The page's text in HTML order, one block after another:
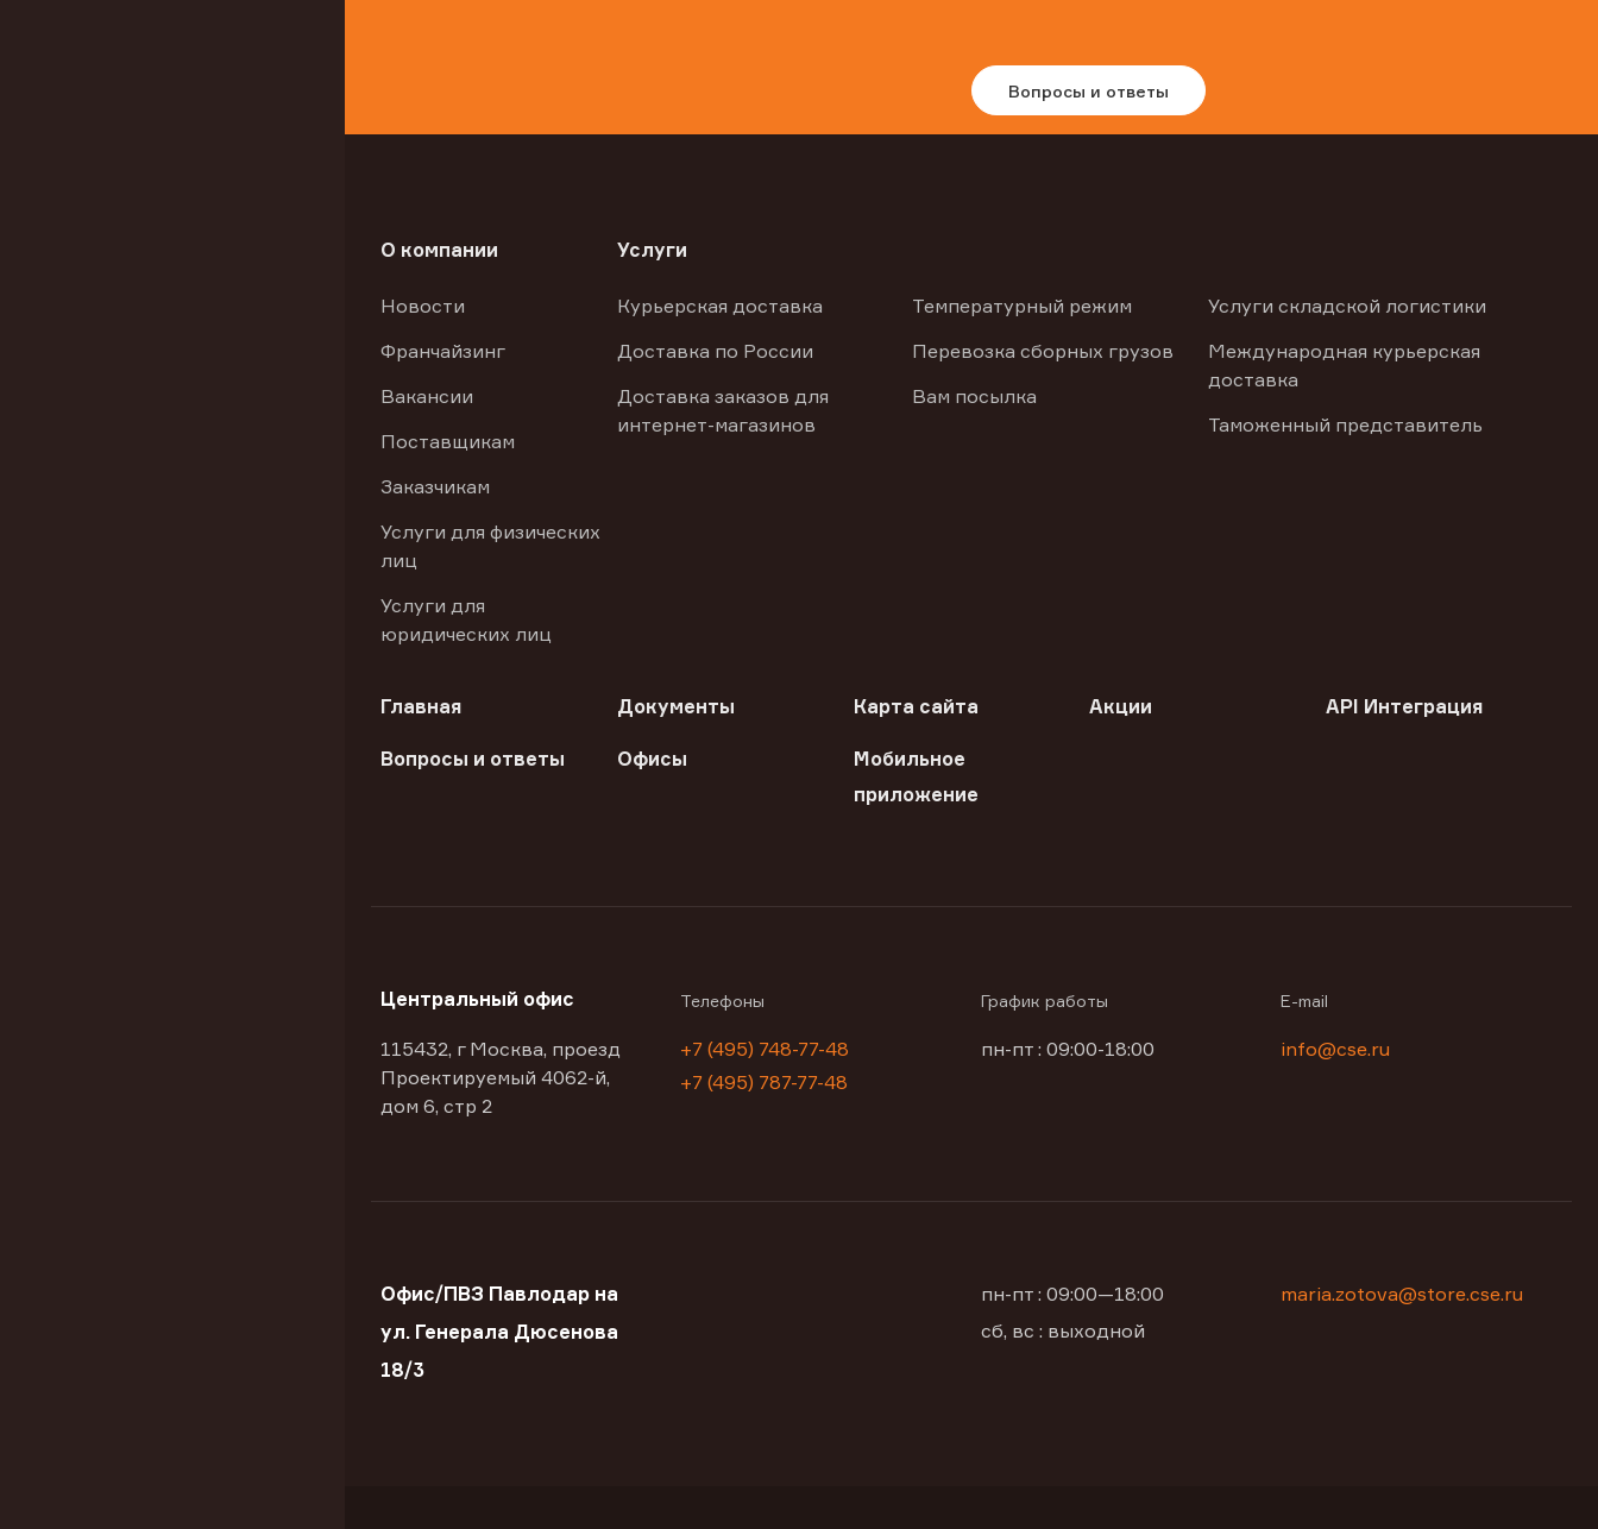
Вопросы и ответы
О компании
Новости
Франчайзинг
Вакансии
Поставщикам
Заказчикам
Услуги для физических
лиц
Услуги для
юридических лиц
Услуги
Курьерская доставка
Доставка по России
Доставка заказов для
интернет-магазинов
Температурный режим
Перевозка сборных грузов
Вам посылка
Услуги складской логистики
Международная курьерская
доставка
Таможенный представитель
Главная Документы Карта сайта Акции API Интеграция
Вопросы и ответы Офисы
Мобильное
приложение
Центральный офис
115432, г Москва, проезд
Проектируемый 4062-й,
дом 6, стр 2
Телефоны
+7 (495) 748-77-48
+7 (495) 787-77-48
График работы
пн-пт : 09:00-18:00
E-mail
info@cse.ru
Офис/ПВЗ Павлодар на
ул. Генерала Дюсенова
18/3
пн-пт : 09:00—18:00
сб, вс : выходной
maria.zotova@store.cse.ru